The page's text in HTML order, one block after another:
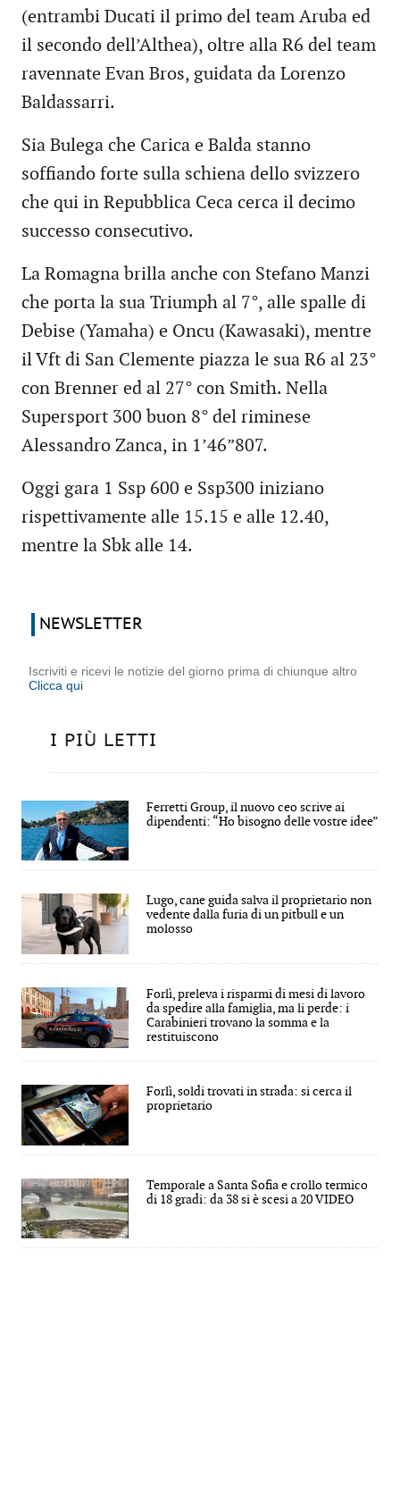
(entrambi Ducati il primo del team Aruba ed
il secondo dell’Althea), oltre alla R6 del team
ravennate Evan Bros, guidata da Lorenzo
Baldassarri.
Sia Bulega che Carica e Balda stanno
soffiando forte sulla schiena dello svizzero
che qui in Repubblica Ceca cerca il decimo
successo consecutivo.
La Romagna brilla anche con Stefano Manzi
che porta la sua Triumph al 7°, alle spalle di
Debise (Yamaha) e Oncu (Kawasaki), mentre
il Vft di San Clemente piazza le sua R6 al 23°
con Brenner ed al 27° con Smith. Nella
Supersport 300 buon 8° del riminese
Alessandro Zanca, in 1’46”807.
Oggi gara 1 Ssp 600 e Ssp300 iniziano
rispettivamente alle 15.15 e alle 12.40,
mentre la Sbk alle 14.
NEWSLETTER
Iscriviti e ricevi le notizie del giorno prima di chiunque altro
Clicca qui
I PIÙ LETTI
Ferretti Group, il nuovo ceo scrive ai
dipendenti: “Ho bisogno delle vostre idee”
Lugo, cane guida salva il proprietario non
vedente dalla furia di un pitbull e un
molosso
Forlì, preleva i risparmi di mesi di lavoro
da spedire alla famiglia, ma li perde: i
Carabinieri trovano la somma e la
restituiscono
Forlì, soldi trovati in strada: si cerca il
proprietario
Temporale a Santa Sofia e crollo termico
di 18 gradi: da 38 si è scesi a 20 VIDEO